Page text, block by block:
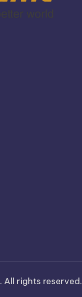
. All rights reserved.